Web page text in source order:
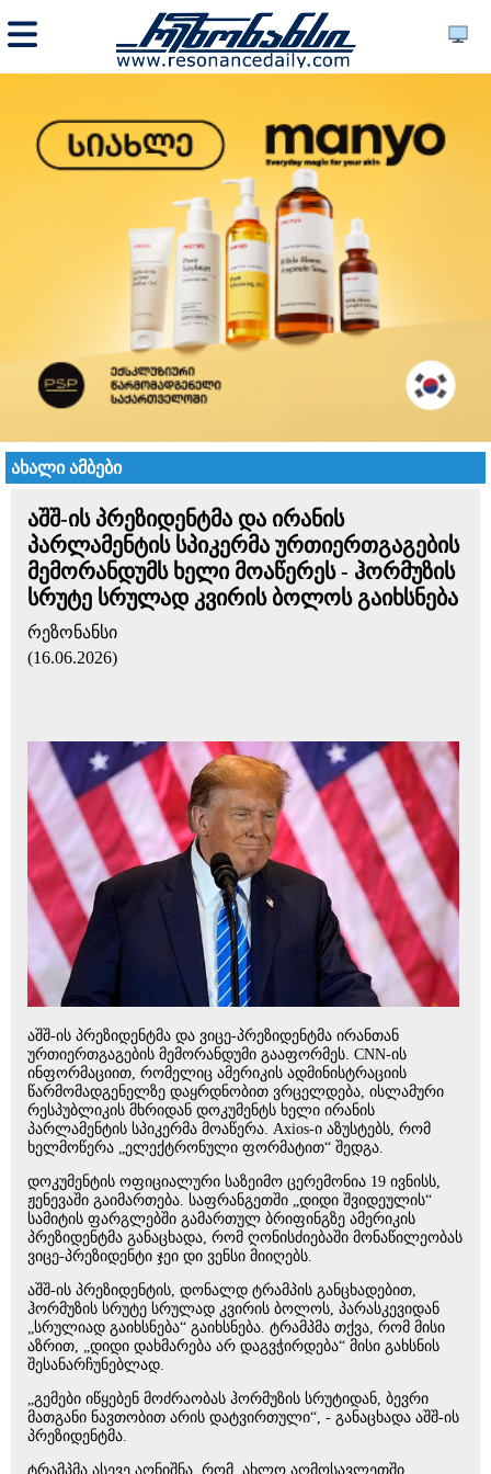
ახალი ამბები
აშშ-ის პრეზიდენტმა და ირანის
პარლამენტის სპიკერმა ურთიერთგაგების
მემორანდუმს ხელი მოაწერეს - ჰორმუზის
სრუტე სრულად კვირის ბოლოს გაიხსნება
რეზონანსი
(16.06.2026)
აშშ-ის პრეზიდენტმა და ვიცე-პრეზიდენტმა ირანთან
ურთიერთგაგების მემორანდუმი გააფორმეს. CNN-ის
ინფორმაციით, რომელიც ამერიკის ადმინისტრაციის
წარმომადგენელზე დაყრდნობით ვრცელდება, ისლამური
რესპუბლიკის მხრიდან დოკუმენტს ხელი ირანის
პარლამენტის სპიკერმა მოაწერა. Axios-ი აზუსტებს, რომ
ხელმოწერა „ელექტრონული ფორმატით“ შედგა.
დოკუმენტის ოფიციალური საზეიმო ცერემონია 19 ივნისს,
ჟენევაში გაიმართება. საფრანგეთში „დიდი შვიდეულის“
სამიტის ფარგლებში გამართულ ბრიფინგზე ამერიკის
პრეზიდენტმა განაცხადა, რომ ღონისძიებაში მონაწილეობას
ვიცე-პრეზიდენტი ჯეი დი ვენსი მიიღებს.
აშშ-ის პრეზიდენტის, დონალდ ტრამპის განცხადებით,
ჰორმუზის სრუტე სრულად კვირის ბოლოს, პარასკევიდან
„სრულიად გაიხსნება“ გაიხსნება. ტრამპმა თქვა, რომ მისი
აზრით, „დიდი დახმარება არ დაგვჭირდება“ მისი გახსნის
შესანარჩუნებლად.
„გემები იწყებენ მოძრაობას ჰორმუზის სრუტიდან, ბევრი
მათგანი ნავთობით არის დატვირთული“, - განაცხადა აშშ-ის
პრეზიდენტმა.
ტრამპმა ასევე აღნიშნა, რომ, ახლო აღმოსავლეთში